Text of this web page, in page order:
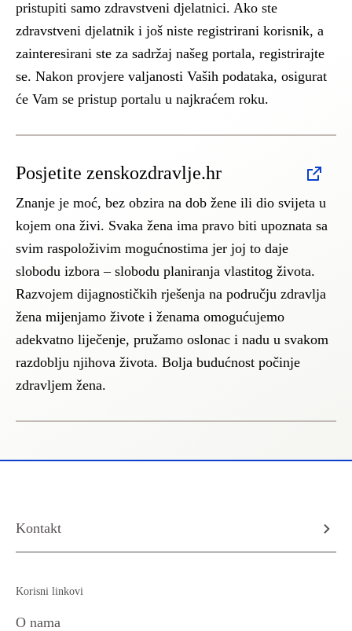
pristupiti samo zdravstveni djelatnici. Ako ste
zdravstveni djelatnik i još niste registrirani korisnik, a
zainteresirani ste za sadržaj našeg portala, registrirajte
se. Nakon provjere valjanosti Vaših podataka, osigurat
će Vam se pristup portalu u najkraćem roku.
Posjetite zenskozdravlje.hr
Znanje je moć, bez obzira na dob žene ili dio svijeta u
kojem ona živi. Svaka žena ima pravo biti upoznata sa
svim raspoloživim mogućnostima jer joj to daje
slobodu izbora – slobodu planiranja vlastitog života.
Razvojem dijagnostičkih rješenja na području zdravlja
žena mijenjamo živote i ženama omogućujemo
adekvatno liječenje, pružamo oslonac i nadu u svakom
razdoblju njihova života. Bolja budućnost počinje
zdravljem žena.
Kontakt
Korisni linkovi
O nama